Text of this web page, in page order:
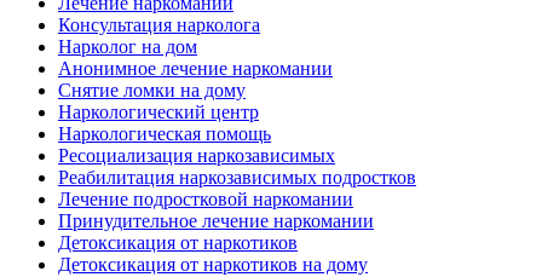
Консультация нарколога
Нарколог на дом
Анонимное лечение наркомании
Снятие ломки на дому
Наркологический центр
Наркологическая помощь
Ресоциализация наркозависимых
Реабилитация наркозависимых подростков
Лечение подростковой наркомании
Принудительное лечение наркомании
Детоксикация от наркотиков
Детоксикация от наркотиков на дому